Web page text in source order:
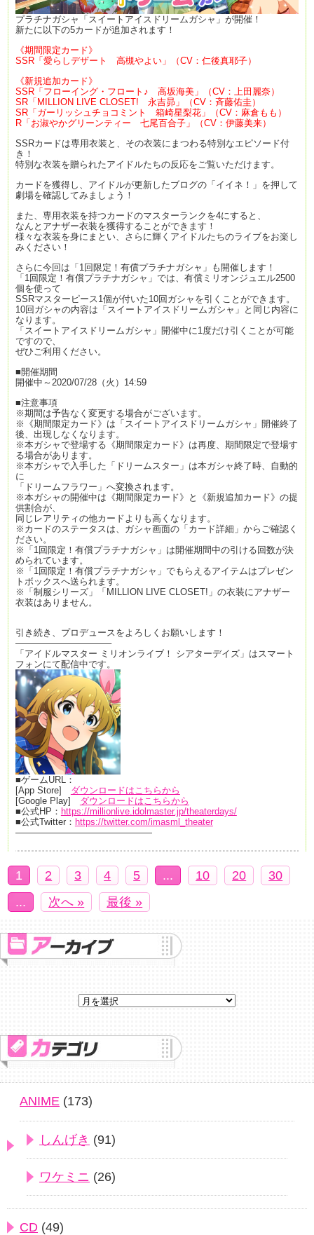
プラチナガシャ「スイートアイスドリームガシャ」が開催！
新たに以下の5カードが追加されます！
《期間限定カード》
SSR「愛らしデザート 高槻やよい」（CV：仁後真耶子）
《新規追加カード》
SSR「フローイング・フロート♪ 高坂海美」（CV：上田麗奈）
SR「MILLION LIVE CLOSET! 永吉昴」（CV：斉藤佑圭）
SR「ガーリッシュチョコミント 箱崎星梨花」（CV：麻倉もも）
R「お淑やかグリーンティー 七尾百合子」（CV：伊藤美来）
SSRカードは専用衣装と、その衣装にまつわる特別なエピソード付
き！
特別な衣装を贈られたアイドルたちの反応をご覧いただけます。
カードを獲得し、アイドルが更新したブログの「イイネ！」を押して
劇場を確認してみましょう！
また、専用衣装を持つカードのマスターランクを4にすると、
なんとアナザー衣装を獲得することができます！
様々な衣装を身にまとい、さらに輝くアイドルたちのライブをお楽し
みください！
さらに今回は「1回限定！有償プラチナガシャ」も開催します！
「1回限定！有償プラチナガシャ」では、有償ミリオンジュエル2500
個を使って
SSRマスターピース1個が付いた10回ガシャを引くことができます。
10回ガシャの内容は「スイートアイスドリームガシャ」と同じ内容に
なります。
「スイートアイスドリームガシャ」開催中に1度だけ引くことが可能
ですので、
ぜひご利用ください。
■開催期間
開催中～2020/07/28（火）14:59
■注意事項
※期間は予告なく変更する場合がございます。
※《期間限定カード》は「スイートアイスドリームガシャ」開催終了
後、出現しなくなります。
※本ガシャで登場する《期間限定カード》は再度、期間限定で登場す
る場合があります。
※本ガシャで入手した「ドリームスター」は本ガシャ終了時、自動的
に
「ドリームフラワー」へ変換されます。
※本ガシャの開催中は《期間限定カード》と《新規追加カード》の提
供割合が、
同じレアリティの他カードよりも高くなります。
※カードのステータスは、ガシャ画面の「カード詳細」からご確認く
ださい。
※「1回限定！有償プラチナガシャ」は開催期間中の引ける回数が決
められています。
※「1回限定！有償プラチナガシャ」でもらえるアイテムはプレゼン
トボックスへ送られます。
※「制服シリーズ」「MILLION LIVE CLOSET!」の衣装にアナザー
衣装はありません。
引き続き、プロデュースをよろしくお願いします！
——————————–
「アイドルマスター ミリオンライブ！ シアターデイズ」はスマート
フォンにて配信中です。
■ゲームURL：
[App Store] ダウンロードはこちらから
[Google Play] ダウンロードはこちらから
■公式HP： https://millionlive.idolmaster.jp/theaterdays/
■公式Twitter： https://twitter.com/imasml_theater
———————————————
1 2 3 4 5 ... 10 20
30
...
次へ » 最後 »
ANIME (173)
しんげき (91)
ワケミニ (26)
CD (49)